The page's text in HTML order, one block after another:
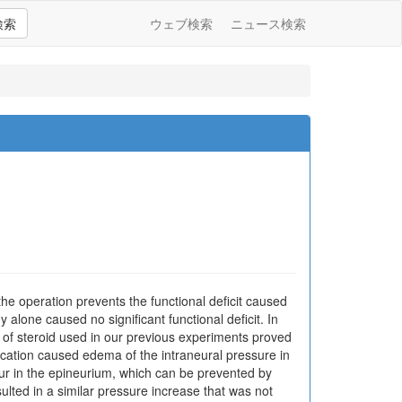
索 ウェブ検索 ニュース検索
operation prevents the functional deficit caused
alone caused no significant functional deficit. In
steroid used in our previous experiments proved
caused edema of the intraneural pressure in
in the epineurium, which can be prevented by
in a similar pressure increase that was not